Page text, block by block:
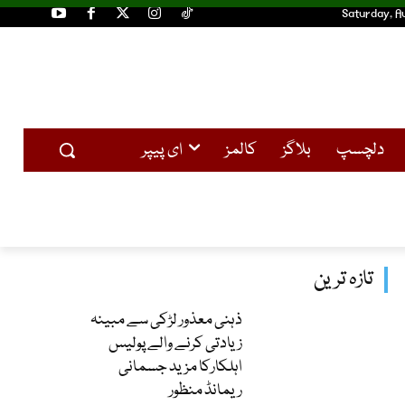
Saturday,
دلچسپ بلاگز کالمز ای پیپر
تازہ ترین
ذہنی معذور لڑکی سے مبینہ
زیادتی کرنے والے پولیس
اہلکارکا مزید جسمانی
ریمانڈ منظور